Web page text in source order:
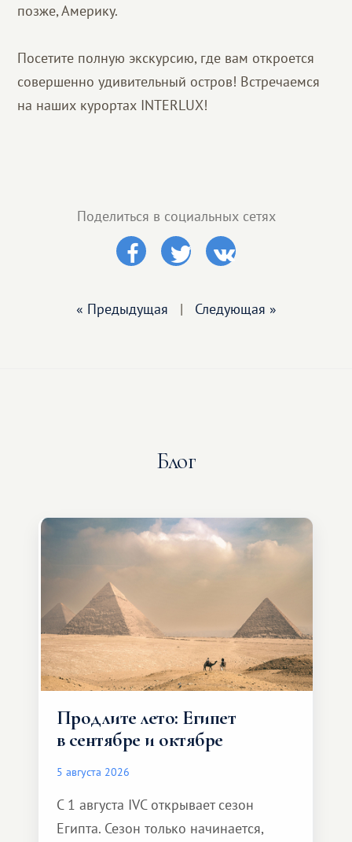
позже, Америку.
Посетите полную экскурсию, где вам откроется
совершенно удивительный остров! Встречаемся
на наших курортах INTERLUX!
Поделиться в социальных сетях
« Предыдущая | Следующая »
Блог
Продлите лето: Египет
в сентябре и октябре
5 августа 2026
С 1 августа IVC открывает сезон
Египта. Сезон только начинается,